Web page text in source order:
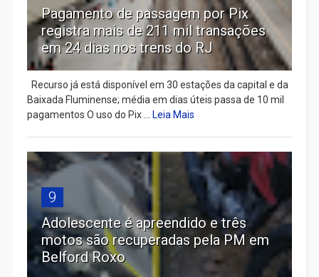
Pagamento de passagem por Pix
registra mais de 211 mil transações
em 24 dias nos trens do RJ
Recurso já está disponível em 30 estações da capital e da
Baixada Fluminense; média em dias úteis passa de 10 mil
pagamentos O uso do Pix ...
Leia Mais
9
Adolescente é apreendido e três
motos são recuperadas pela PM em
Belford Roxo